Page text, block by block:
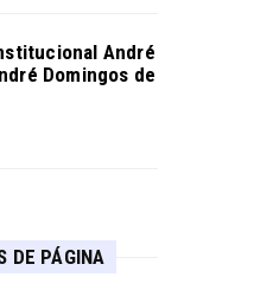
André
Domingos de
DE PÁGINA